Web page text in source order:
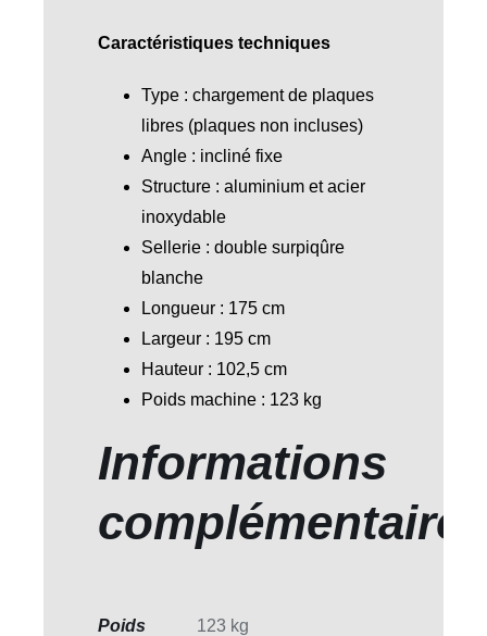
Caractéristiques techniques
Type : chargement de plaques
libres (plaques non incluses)
Angle : incliné fixe
Structure : aluminium et acier
inoxydable
Sellerie : double surpiqûre
blanche
Longueur : 175 cm
Largeur : 195 cm
Hauteur : 102,5 cm
Poids machine : 123 kg
Informations
complémentaires
Poids 123 kg